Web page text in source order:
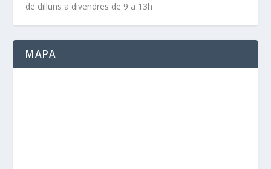
de dilluns a divendres de 9 a 13h
MAPA